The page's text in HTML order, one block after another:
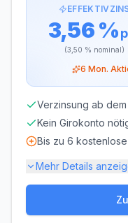
3,56 %
(3,50 % nominal)
6 Mon.
Verzinsung ab
Kein Girokonto
Bis zu 6
Mehr Details